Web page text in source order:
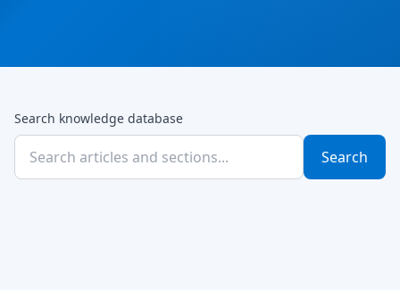
Search knowledge database
Search